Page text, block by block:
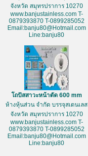
จังหวัด สมุทรปราการ 10270
www.banjustainless.com T-
0879393870 T-0899285052
Email:banju80@Hotmail.com
Line:banju80
โถปัสสาวะหน้าตัด 600 mm
ห้างหุ้นส่วน จำกัด บรรจุสเตนเลส
จังหวัด สมุทรปราการ 10270
www.banjustainless.com T-
0879393870 T-0899285052
Email:banju80@Hotmail.com
Line:banju80